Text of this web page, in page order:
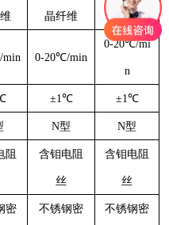
晶纤维 晶纤维
0-20℃/min
0-20℃/mi
n
±1℃ ±1℃
N型 N型
阻 含钼电阻
丝
含钼电阻
丝
密 不锈钢密 不锈钢密